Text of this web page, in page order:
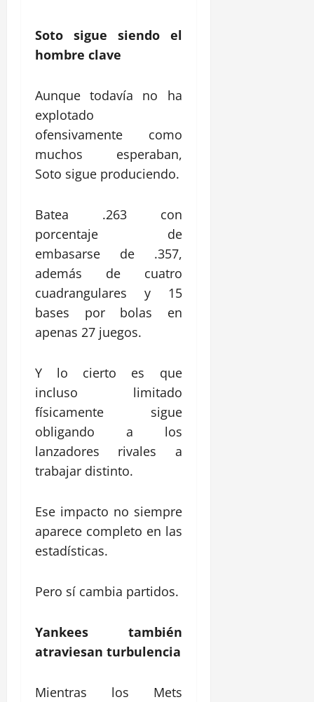
Soto sigue siendo el
hombre clave
Aunque todavía no ha
explotado
ofensivamente como
muchos esperaban,
Soto sigue produciendo.
Batea .263 con
porcentaje de
embasarse de .357,
además de cuatro
cuadrangulares y 15
bases por bolas en
apenas 27 juegos.
Y lo cierto es que
incluso limitado
físicamente sigue
obligando a los
lanzadores rivales a
trabajar distinto.
Ese impacto no siempre
aparece completo en las
estadísticas.
Pero sí cambia partidos.
Yankees también
atraviesan turbulencia
Mientras los Mets